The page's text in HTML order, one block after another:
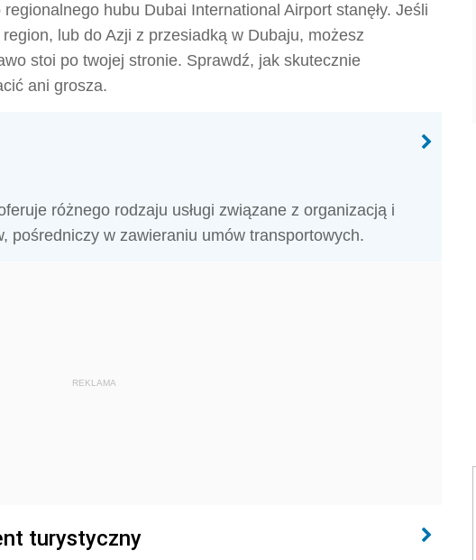
hubu Dubai International Airport stanęły. Jeśli
lub do Azji z przesiadką w Dubaju, możesz
stoi po twojej stronie. Sprawdź, jak skutecznie
ani grosza.
różnego rodzaju usługi związane z organizacją i
pośredniczy w zawieraniu umów transportowych.
REKLAMA
turystyczny